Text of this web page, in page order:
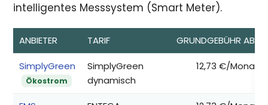
intelligentes Messsystem (Smart Meter).
ANBIETER TARIF GRUNDGEBÜHR AB*
SimplyGreen
Ökostrom
SimplyGreen
dynamisch
12,73 €/Monat